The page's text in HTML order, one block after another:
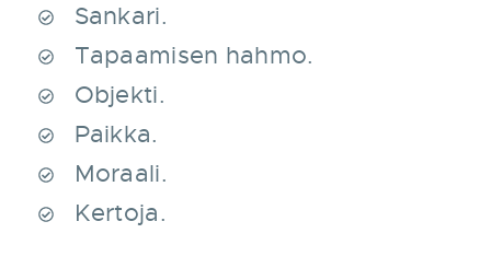
Sankari.
Tapaamisen hahmo.
Objekti.
Paikka.
Moraali.
Kertoja.